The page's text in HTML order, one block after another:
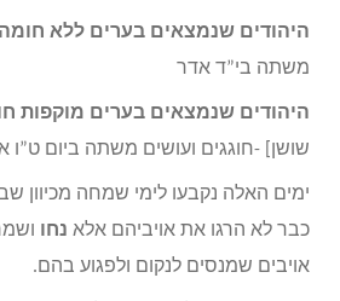
היהודים שנמצאים בערים ללא חומה
משתה בי”ד אדר
היהודים שנמצאים בערים מוקפות
שושן] -חוגגים ועושים משתה ביום ט”ו
ימים האלה נקבעו לימי שמחה מכיוון
כבר לא הרגו את אויביהם אלא נחו
אויבים שמנסים לנקום ולפגוע בהם.